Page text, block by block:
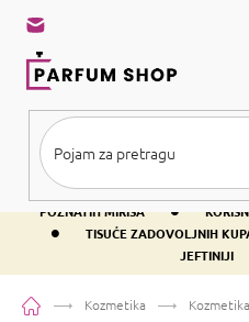
sadržaj
BESPLATNA DOSTAVA IZNAD
POZNATIH MIRISA
•
• TISUĆE ZADOVOLJNIH
JEFTINIJI
PočetnaKozmetika